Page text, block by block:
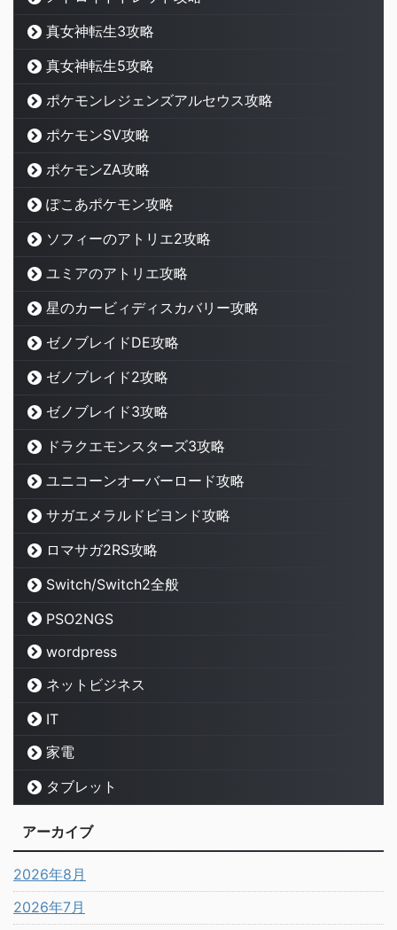
真女神転生3攻略
真女神転生5攻略
ポケモンレジェンズアルセウス攻略
ポケモンSV攻略
ポケモンZA攻略
ぽこあポケモン攻略
ソフィーのアトリエ2攻略
ユミアのアトリエ攻略
星のカービィディスカバリー攻略
ゼノブレイドDE攻略
ゼノブレイド2攻略
ゼノブレイド3攻略
ドラクエモンスターズ3攻略
ユニコーンオーバーロード攻略
サガエメラルドビヨンド攻略
ロマサガ2RS攻略
Switch/Switch2全般
PSO2NGS
wordpress
ネットビジネス
IT
家電
タブレット
アーカイブ
2026年8月
2026年7月